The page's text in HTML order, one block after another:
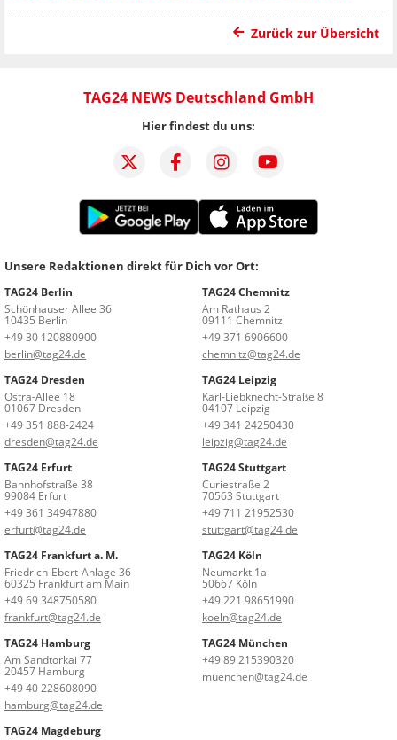
Zurück zur Übersicht
TAG24 NEWS Deutschland GmbH
Hier findest du uns:
Unsere Redaktionen direkt für Dich vor Ort:
TAG24 Berlin
Schönhauser Allee 36
10435 Berlin
+49 30 120880900
berlin@tag24.de
TAG24 Chemnitz
Am Rathaus 2
09111 Chemnitz
+49 371 6906600
chemnitz@tag24.de
TAG24 Dresden
Ostra-Allee 18
01067 Dresden
+49 351 888-2424
dresden@tag24.de
TAG24 Leipzig
Karl-Liebknecht-Straße 8
04107 Leipzig
+49 341 24250430
leipzig@tag24.de
TAG24 Erfurt
Bahnhofstraße 38
99084 Erfurt
+49 361 34947880
erfurt@tag24.de
TAG24 Stuttgart
Curiestraße 2
70563 Stuttgart
+49 711 21952530
stuttgart@tag24.de
TAG24 Frankfurt a. M.
Friedrich-Ebert-Anlage 36
60325 Frankfurt am Main
+49 69 348750580
frankfurt@tag24.de
TAG24 Köln
Neumarkt 1a
50667 Köln
+49 221 98651990
koeln@tag24.de
TAG24 Hamburg
Am Sandtorkai 77
20457 Hamburg
+49 40 228608090
hamburg@tag24.de
TAG24 München
+49 89 215390320
muenchen@tag24.de
TAG24 Magdeburg